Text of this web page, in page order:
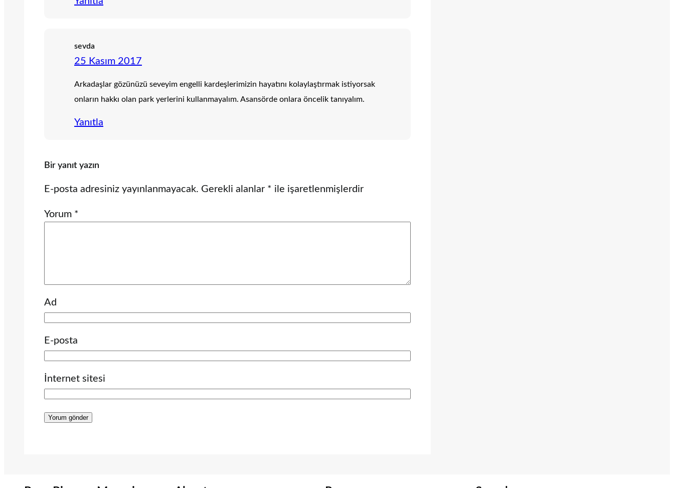
sevda
25 Kasım 2017
Arkadaşlar gözünüzü seveyim engelli kardeşlerimizin hayatını kolaylaştırmak istiyorsak
onların hakkı olan park yerlerini kullanmayalım. Asansörde onlara öncelik tanıyalım.
Yanıtla
Bir yanıt yazın
E-posta adresiniz yayınlanmayacak. Gerekli alanlar * ile işaretlenmişlerdir
Yorum *
Ad
E-posta
İnternet sitesi